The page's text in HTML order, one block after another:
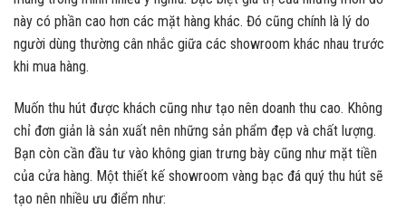
này có phần cao hơn các mặt hàng khác. Đó cũng chính là lý do
người dùng thường cân nhắc giữa các showroom khác nhau trước
khi mua hàng.
Muốn thu hút được khách cũng như tạo nên doanh thu cao. Không
chỉ đơn giản là sản xuất nên những sản phẩm đẹp và chất lượng.
Bạn còn cần đầu tư vào không gian trưng bày cũng như mặt tiền
của cửa hàng. Một thiết kế showroom vàng bạc đá quý thu hút sẽ
tạo nên nhiều ưu điểm như: